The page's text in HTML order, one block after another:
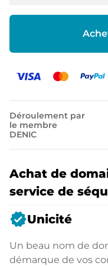
Déroulement par
le membre
DENIC
Achat de
service de
verifiedUnicité
Un beau nom de
démarque de vos